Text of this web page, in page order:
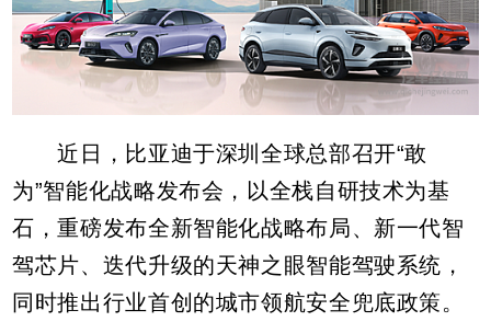
近日，比亚迪于深圳全球总部召开“敢
为”智能化战略发布会，以全栈自研技术为基
石，重磅发布全新智能化战略布局、新一代智
驾芯片、迭代升级的天神之眼智能驾驶系统，
同时推出行业首创的城市领航安全兜底政策。